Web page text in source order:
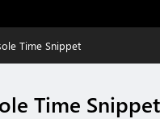
Time Snippet
Time Snippet